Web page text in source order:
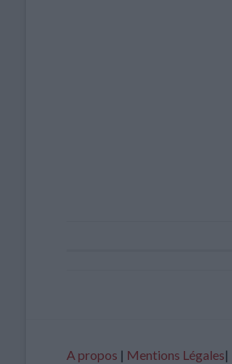
A propos | Mentions Légales|